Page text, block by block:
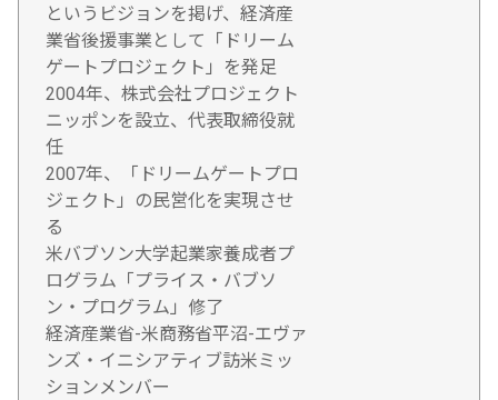
というビジョンを掲げ、経済産
業省後援事業として「ドリーム
ゲートプロジェクト」を発足
2004年、株式会社プロジェクト
ニッポンを設立、代表取締役就
任
2007年、「ドリームゲートプロ
ジェクト」の民営化を実現させ
る
米バブソン大学起業家養成者プ
ログラム「プライス・バブソ
ン・プログラム」修了
経済産業省-米商務省平沼-エヴァ
ンズ・イニシアティブ訪米ミッ
ションメンバー